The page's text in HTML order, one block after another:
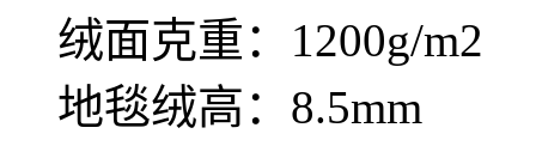
绒面克重：1200g/m2
地毯绒高：8.5mm